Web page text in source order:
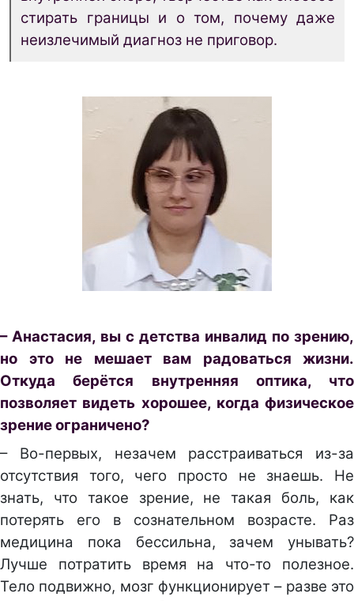
стирать границы и о том, почему даже
неизлечимый диагноз не приговор.
– Анастасия, вы с детства инвалид по зрению,
но это не мешает вам радоваться жизни.
Откуда берётся внутренняя оптика, что
позволяет видеть хорошее, когда физическое
зрение ограничено?
– Во-первых, незачем расстраиваться из-за
отсутствия того, чего просто не знаешь. Не
знать, что такое зрение, не такая боль, как
потерять его в сознательном возрасте. Раз
медицина пока бессильна, зачем унывать?
Лучше потратить время на что-то полезное.
Тело подвижно, мозг функционирует – разве это